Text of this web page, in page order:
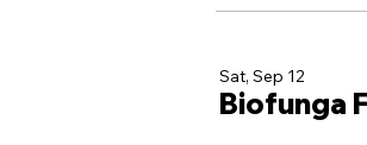
Sat, Sep 12
Biofunga